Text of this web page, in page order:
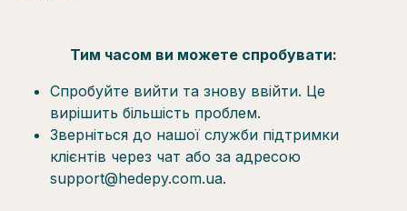
Тим часом ви можете спробувати:
Спробуйте вийти та знову ввійти. Це
вирішить більшість проблем.
Зверніться до нашої служби підтримки
клієнтів через чат або за адресою
support@hedepy.com.ua.